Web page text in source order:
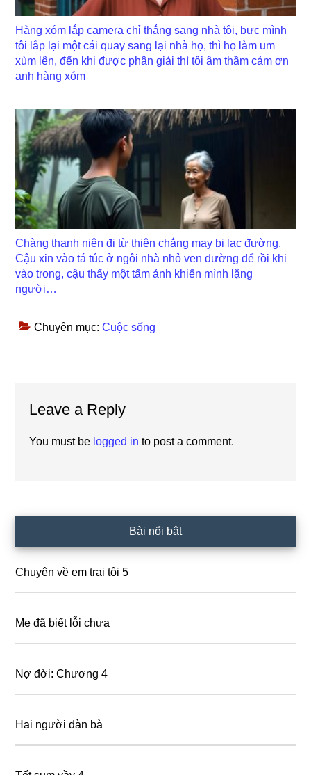
Hàng xóm lắp camera chỉ thẳng sang nhà tôi, bực mình
tôi lắp lại một cái quay sang lại nhà họ, thì họ làm um
xùm lên, đến khi được phân giải thì tôi âm thầm cảm ơn
anh hàng xóm
Chàng thanh niên đi từ thiện chẳng may bị lạc đường.
Cậu xin vào tá túc ở ngôi nhà nhỏ ven đường để rồi khi
vào trong, cậu thấy một tấm ảnh khiến mình lặng
người…
Chuyên mục:Cuộc sống
Interactions
Leave a Reply
You must be logged in to post a comment.
Sidebar
Bài nổi bật
Chuyện về em trai tôi 5
Mẹ đã biết lỗi chưa
Nợ đời: Chương 4
Hai người đàn bà